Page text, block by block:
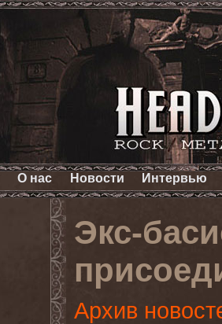
О нас Новости Интервью
Экс-
Архив